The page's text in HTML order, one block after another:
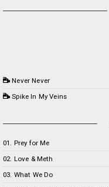
Never Never
Spike In My Veins
01. Prey for Me
02. Love & Meth
03. What We Do